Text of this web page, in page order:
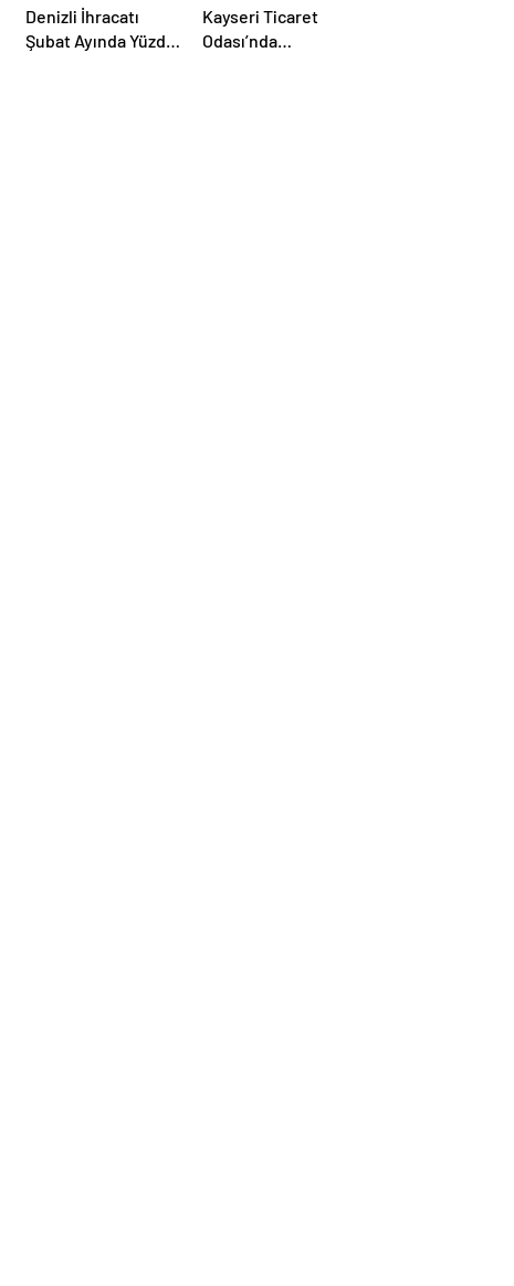
Denizli İhracatı
Şubat Ayında Yüzde
Kayseri Ticaret
Odası’nda